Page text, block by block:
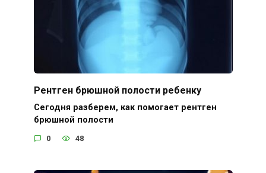
Рентген брюшной полости ребенку
Сегодня разберем, как помогает рентген
брюшной полости
0 48